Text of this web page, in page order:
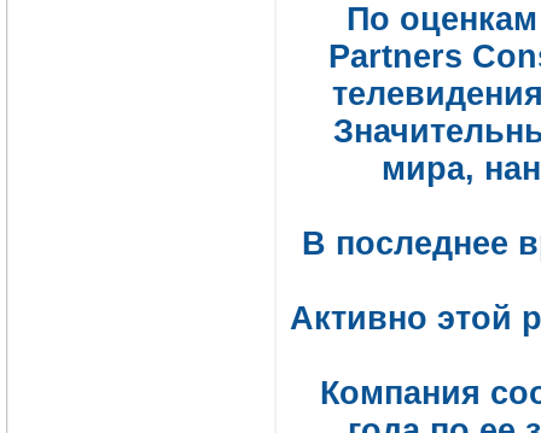
По оценкам
Partners
мира,
В последнее
Активно этой
Компания